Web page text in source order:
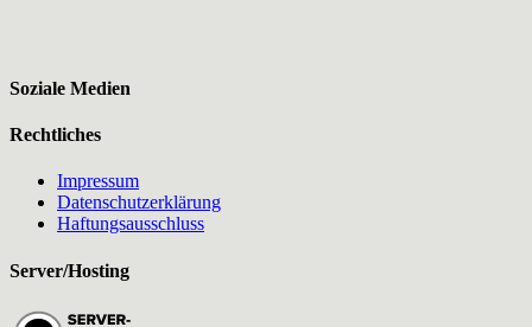
Soziale Medien
Rechtliches
Impressum
Datenschutzerklärung
Haftungsausschluss
Server/Hosting